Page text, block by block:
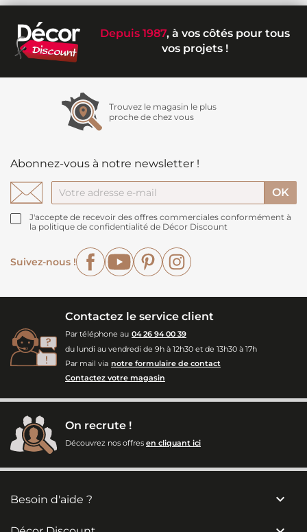
Depuis 1987, à vos côtés pour tous
vos projets !
Trouvez le magasin le plus
proche de chez vous
Abonnez-vous à notre newsletter !
J'accepte de recevoir des offres commerciales conformément à
la politique de confidentialité de Décor Discount
Suivez-nous !
FacebookYouTubePinterest
Contactez le service client
Par téléphone au 04 26 94 00 39
du lundi au vendredi de 9h à 12h30 et de 13h30 à 17h
Par mail via notre formulaire de contact
Contactez votre magasin
On recrute !
Découvrez nos offres en cliquant ici
Besoin d'aide ? 